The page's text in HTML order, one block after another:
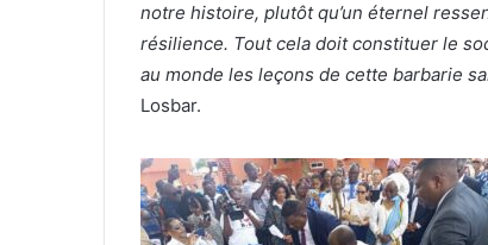
notre histoire, plutôt qu’un éternel
résilience. Tout cela doit constituer le
au monde les leçons de cette barbarie
Losbar.